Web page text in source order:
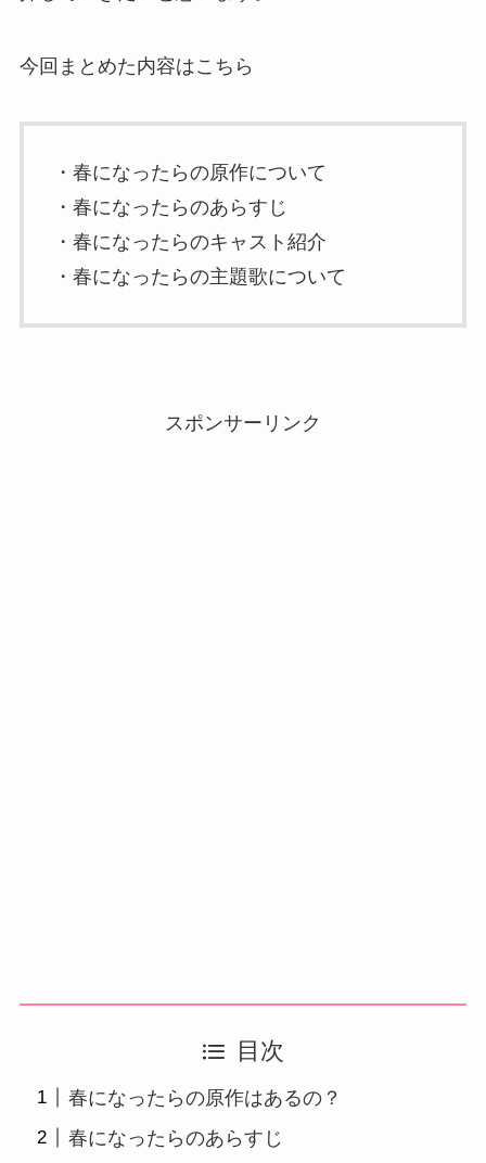
今回まとめた内容はこちら
・春になったらの原作について
・春になったらのあらすじ
・春になったらのキャスト紹介
・春になったらの主題歌について
スポンサーリンク
目次
春になったらの原作はあるの？
春になったらのあらすじ